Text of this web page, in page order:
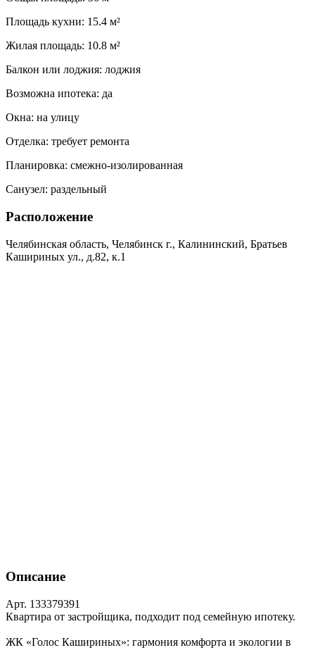
Площадь кухни: 15.4 м²
Жилая площадь: 10.8 м²
Балкон или лоджия: лоджия
Возможна ипотека: да
Окна: на улицу
Отделка: требует ремонта
Планировка: смежно-изолированная
Санузел: раздельный
Расположение
Челябинская область, Челябинск г., Калининский, Братьев
Кашириных ул., д.82, к.1
Описание
Арт. 133379391
Квартира от застройщика, подходит под семейную ипотеку.
ЖК «Голос Кашириных»: гармония комфорта и экологии в